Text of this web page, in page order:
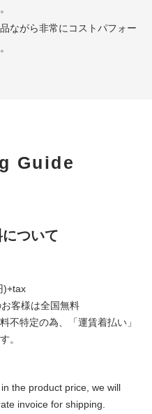
ながら非常にコストパフォー
Guide
ついて
)+tax
客様は全国無料
不特定の為、「運賃着払い」
。
the product price, we will
invoice for shipping.